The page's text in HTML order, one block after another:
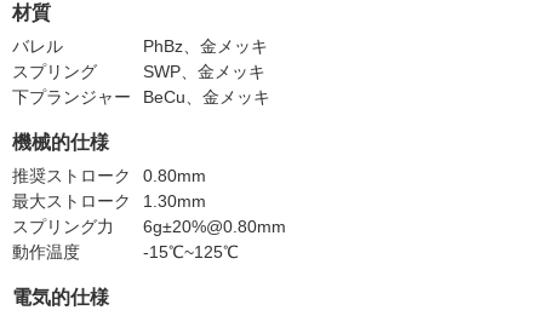
材質
バレル
PhBz、金メッキ
スプリング
SWP、金メッキ
下プランジャー
BeCu、金メッキ
機械的仕様
推奨ストローク
0.80mm
最大ストローク
1.30mm
スプリング力
6g±20%@0.80mm
動作温度
-15℃~125℃
電気的仕様